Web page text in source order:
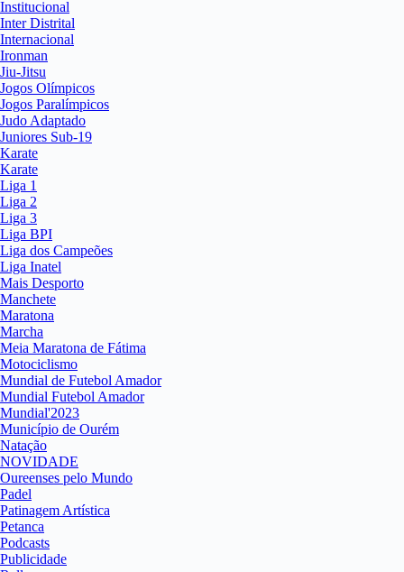
Institucional
Inter Distrital
Internacional
Ironman
Jiu-Jitsu
Jogos Olímpicos
Jogos Paralímpicos
Judo Adaptado
Juniores Sub-19
Karate
Karate
Liga 1
Liga 2
Liga 3
Liga BPI
Liga dos Campeões
Liga Inatel
Mais Desporto
Manchete
Maratona
Marcha
Meia Maratona de Fátima
Motociclismo
Mundial de Futebol Amador
Mundial Futebol Amador
Mundial'2023
Município de Ourém
Natação
NOVIDADE
Oureenses pelo Mundo
Padel
Patinagem Artística
Petanca
Podcasts
Publicidade